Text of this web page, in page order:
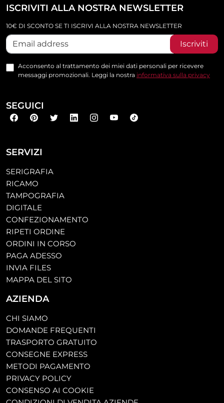
SERVIZI
SERIGRAFIA
RICAMO
TAMPOGRAFIA
DIGITALE
CONFEZIONAMENTO
RIPETI ORDINE
ORDINI IN CORSO
PAGA ADESSO
INVIA FILES
MAPPA DEL SITO
AZIENDA
CHI SIAMO
DOMANDE FREQUENTI
TRASPORTO GRATUITO
CONSEGNE EXPRESS
METODI PAGAMENTO
PRIVACY POLICY
CONSENSO AI COOKIE
ISCRIVITI ALLA NOSTRA NEWSLETTER
10€ DI SCONTO SE TI ISCRIVI ALLA NOSTRA NEWSLETTER
Iscriviti
Acconsento al trattamento dei miei dati personali per ricevere
messaggi promozionali. Leggi la nostra informativa sulla privacy
SEGUICI